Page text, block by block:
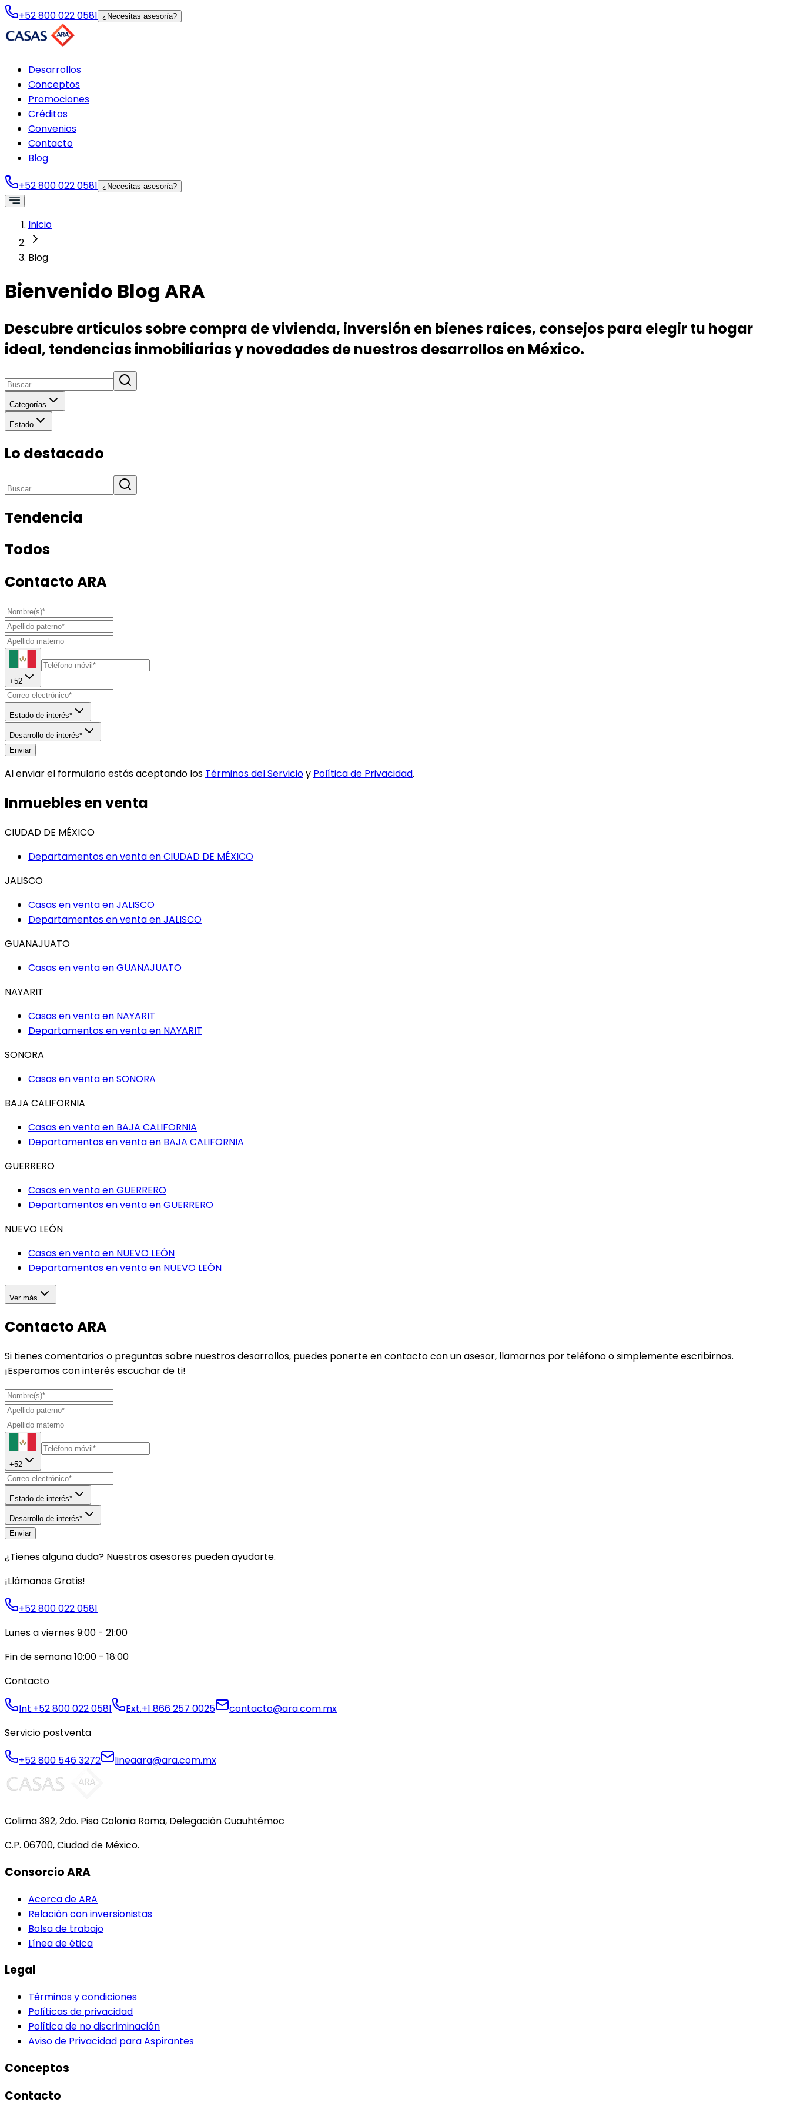
+52 800 022 0581 ¿Necesitas asesoría?
Desarrollos
Conceptos
Promociones
Créditos
Convenios
Contacto
Blog
+52 800 022 0581 ¿Necesitas asesoría?
Inicio
Blog
Bienvenido Blog ARA
Descubre artículos sobre compra de vivienda, inversión en bienes raíces, consejos para elegir tu hogar
ideal, tendencias inmobiliarias y novedades de nuestros desarrollos en México.
Categorías
Estado
Lo destacado
Tendencia
Todos
Contacto ARA
+52
Estado de interés*
Desarrollo de interés*
Enviar
Al enviar el formulario estás aceptando los Términos del Servicioy Política de Privacidad.
Inmuebles en venta
CIUDAD DE MÉXICO
Departamentos en venta enCIUDAD DE MÉXICO
JALISCO
Casas en venta enJALISCO
Departamentos en venta enJALISCO
GUANAJUATO
Casas en venta enGUANAJUATO
NAYARIT
Casas en venta en NAYARIT
Departamentos en venta en NAYARIT
SONORA
Casas en venta enSONORA
BAJA CALIFORNIA
Casas en venta en BAJA CALIFORNIA
Departamentos en venta en BAJA CALIFORNIA
GUERRERO
Casas en venta enGUERRERO
Departamentos en venta enGUERRERO
NUEVO LEÓN
Casas en venta en NUEVO LEÓN
Departamentos en venta en NUEVO LEÓN
Ver más
Contacto ARA
Si tienes comentarios o preguntas sobre nuestros desarrollos, puedes ponerte en contacto con un asesor, llamarnos por teléfono o simplemente escribirnos.
¡Esperamos con interés escuchar de ti!
+52
Estado de interés*
Desarrollo de interés*
Enviar
¿Tienes alguna duda? Nuestros asesores pueden ayudarte.
¡Llámanos Gratis!
+52 800 022 0581
Lunes a viernes 9:00 - 21:00
Fin de semana 10:00 - 18:00
Contacto
Int.+52 800 022 0581 Ext.+1 866 257 0025
contacto@ara.com.mx
Servicio postventa
+52 800 546 3272 lineaara@ara.com.mx
Colima 392, 2do. Piso Colonia Roma, Delegación Cuauhtémoc
C.P. 06700, Ciudad de México.
Consorcio ARA
Acerca de ARA
Relación con inversionistas
Bolsa de trabajo
Línea de ética
Legal
Términos y condiciones
Políticas de privacidad
Política de no discriminación
Aviso de Privacidad para Aspirantes
Conceptos
Contacto